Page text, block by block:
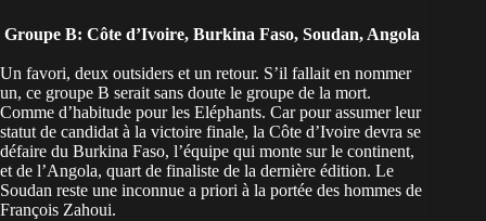
Groupe B: Côte d’Ivoire, Burkina Faso, Soudan, Angola
Un favori, deux outsiders et un retour. S’il fallait en nommer
un, ce groupe B serait sans doute le groupe de la mort.
Comme d’habitude pour les Eléphants. Car pour assumer leur
statut de candidat à la victoire finale, la Côte d’Ivoire devra se
défaire du Burkina Faso, l’équipe qui monte sur le continent,
et de l’Angola, quart de finaliste de la dernière édition. Le
Soudan reste une inconnue a priori à la portée des hommes de
François Zahoui.